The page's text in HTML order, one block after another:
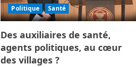
Politique Santé
Des auxiliaires de santé,
agents politiques, au cœur
des villages ?